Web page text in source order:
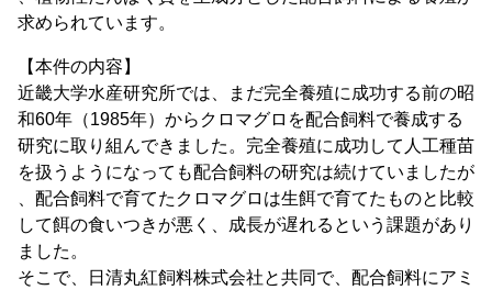
求められています。
【本件の内容】
近畿大学水産研究所では、まだ完全養殖に成功する前の昭
和60年（1985年）からクロマグロを配合飼料で養成する
研究に取り組んできました。完全養殖に成功して人工種苗
を扱うようになっても配合飼料の研究は続けていましたが
、配合飼料で育てたクロマグロは生餌で育てたものと比較
して餌の食いつきが悪く、成長が遅れるという課題があり
ました。
そこで、日清丸紅飼料株式会社と共同で、配合飼料にアミ